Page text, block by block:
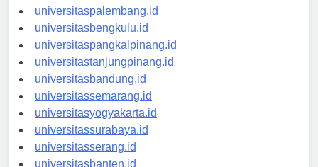
universitasjambi.id
universitaspalembang.id
universitasbengkulu.id
universitaspangkalpinang.id
universitastanjungpinang.id
universitasbandung.id
universitassemarang.id
universitasyogyakarta.id
universitassurabaya.id
universitasserang.id